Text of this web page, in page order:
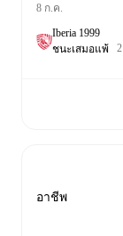
8 ก.ค.
Iberia 1999
ชนะเสมอแพ้ 2
อาชีพ